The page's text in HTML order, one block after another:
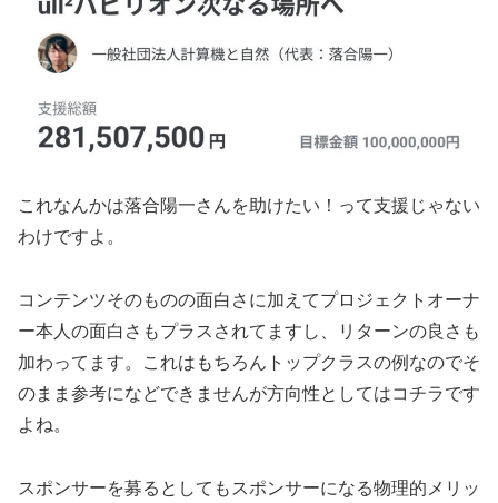
これなんかは落合陽一さんを助けたい！って支援じゃない
わけですよ。
コンテンツそのものの面白さに加えてプロジェクトオーナ
ー本人の面白さもプラスされてますし、リターンの良さも
加わってます。これはもちろんトップクラスの例なのでそ
のまま参考になどできませんが方向性としてはコチラです
よね。
スポンサーを募るとしてもスポンサーになる物理的メリッ